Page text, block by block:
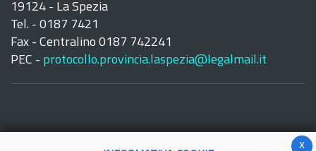
19124 - La Spezia
Tel. - 0187 7421
Fax - Centralino 0187 742241
PEC - protocollo.provincia.laspezia@legalmail.it
x